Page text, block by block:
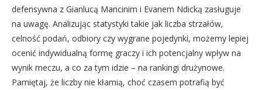
defensywna z Gianlucą Mancinim i Evanem Ndicką zasługuje
na uwagę. Analizując statystyki takie jak liczba strzałów,
celność podań, odbiory czy wygrane pojedynki, możemy lepiej
ocenić indywidualną formę graczy i ich potencjalny wpływ na
wynik meczu, a co za tym idzie – na rankingi drużynowe.
Pamiętaj, że liczby nie kłamią, choć czasem potrafią być